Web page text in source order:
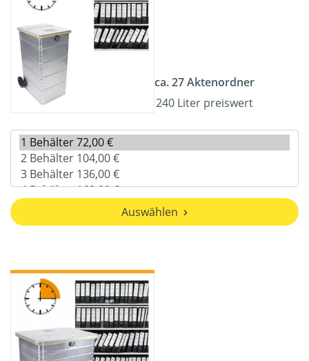
ca. 27 Aktenordner
240 Liter preiswert
Auswählen